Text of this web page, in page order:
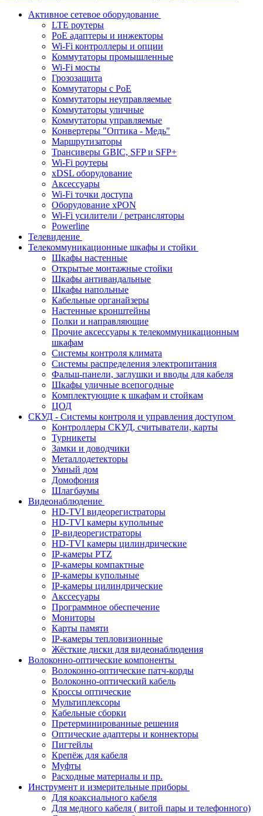
Активное сетевое оборудование
LTE роутеры
PoE адаптеры и инжекторы
Wi-Fi контроллеры и опции
Коммутаторы промышленные
Wi-Fi мосты
Грозозащита
Коммутаторы c PoE
Коммутаторы неуправляемые
Коммутаторы уличные
Коммутаторы управляемые
Конвертеры "Оптика - Медь"
Маршрутизаторы
Трансиверы GBIC, SFP и SFP+
Wi-Fi роутеры
xDSL оборудование
Аксессуары
Wi-Fi точки доступа
Оборудование хPON
Wi-Fi усилители / ретрансляторы
Powerline
Телевидение
Телекоммуникационные шкафы и стойки
Шкафы настенные
Открытые монтажные стойки
Шкафы антивандальные
Шкафы напольные
Кабельные органайзеры
Настенные кронштейны
Полки и направляющие
Прочие аксессуары к телекоммуникационным
шкафам
Системы контроля климата
Системы распределения электропитания
Фальш-панели, заглушки и вводы для кабеля
Шкафы уличные всепогодные
Комплектующие к шкафам и стойкам
ЦОД
СКУД - Системы контроля и управления доступом
Контроллеры СКУД, считыватели, карты
Турникеты
Замки и доводчики
Металлодетекторы
Умный дом
Домофония
Шлагбаумы
Видеонаблюдение
HD-TVI видеорегистраторы
HD-TVI камеры купольные
IP-видеорегистраторы
HD-TVI камеры цилиндрические
IP-камеры PTZ
IP-камеры компактные
IP-камеры купольные
IP-камеры цилиндрические
Акссесуары
Программное обеспечение
Мониторы
Карты памяти
IP-камеры тепловизионные
Жёсткие диски для видеонаблюдения
Волоконно-оптические компоненты
Волоконно-оптические патч-корды
Волоконно-оптический кабель
Кроссы оптические
Мультиплексоры
Кабельные сборки
Претерминированные решения
Оптические адаптеры и коннекторы
Пигтейлы
Крепёж для кабеля
Муфты
Расходные материалы и пр.
Инструмент и измерительные приборы
Для коаксиального кабеля
Для медного кабеля ( витой пары и телефонного)